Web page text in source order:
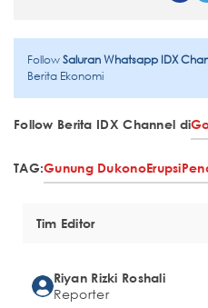
FollowSaluran Whatsapp IDX
Berita Ekonomi
Follow Berita IDX Channel di
TAG:Gunung DukonoErupsi
Tim Editor
Riyan Rizki Roshali
Reporter